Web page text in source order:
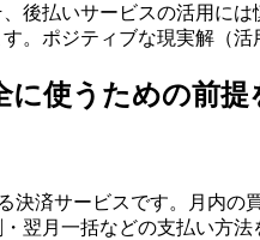
後払いサービスの活用に
。ポジティブな現実解（
使うための前
決済サービスです。月内
翌月一括などの支払い方